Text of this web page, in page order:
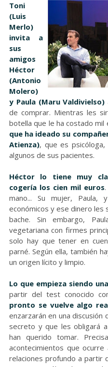
Toni
(Luis
Merlo)
invita a
sus
amigos
Héctor
(Antonio
Molero)
y Paula (Maru
de comprar. Mientras les
botella que le ha costado mil
que ha ideado su
Atienza), que es
algunos de sus pacientes.
Héctor lo tiene muy
cogería los cien mil euros
mano... Su mujer, Paula,
económicos y ese dinero les
bache. Sin embargo,
vegetariana con firmes
solo hay que tener en
parné. Según ella, también
un origen lícito y limpio.
Lo que empieza siendo
partir del test conocido
pronto se vuelve algo
enzarzarán en una discusión
secreto y que les obligará
han querido tomar.
acontecimientos que
relaciones profundo a partir